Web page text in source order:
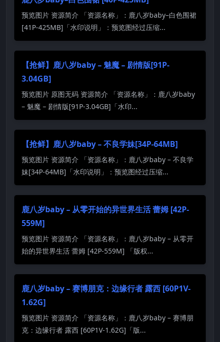
预览图片 资源简介 「资源名称」：鹿八岁baby–白色围裙
[41P-425MB]「水印说明」：预览图经过压缩...
【抢鲜】鹿八岁baby – 魅魔 – 剧情版[91P-
3.04GB]
预览图片 原图无码 资源简介 「资源名称」：鹿八岁baby
– 魅魔 – 剧情版[91P-3.04GB]「水印...
【抢鲜】鹿八岁baby – 不良学妹[34P-64MB]
预览图片 资源简介 「资源名称」：鹿八岁baby – 不良学
妹[34P-64MB]「水印说明」：预览图经过压缩...
鹿八岁baby – 从零开始的异世界生活 蕾姆 [42P-
559M]
预览图片 资源简介 「资源名称」：鹿八岁baby – 从零开
始的异世界生活 蕾姆 [42P-559M] 「版权...
鹿八岁baby – 赛博朋克：边缘行者 露西 [60P1V-
1.62G]
预览图片 资源简介 「资源名称」：鹿八岁baby – 赛博朋
克：边缘行者 露西 [60P1V-1.62G]「版...